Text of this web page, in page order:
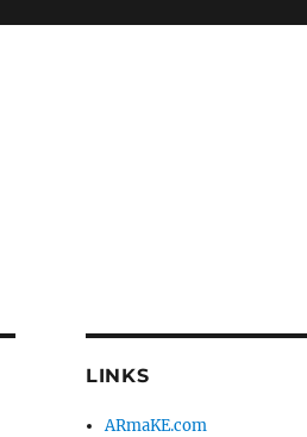
LINKS
ARmaKE.com